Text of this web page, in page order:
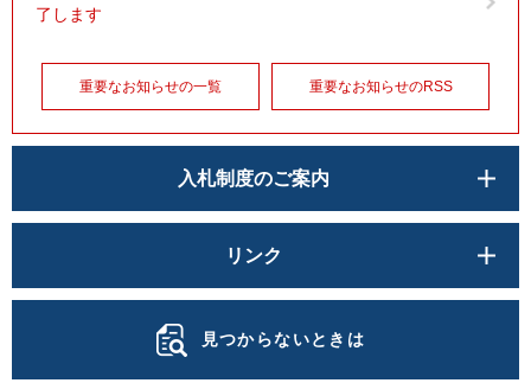
了します
重要なお知らせの一覧 重要なお知らせのRSS
入札制度のご案内
リンク
見つからないときは